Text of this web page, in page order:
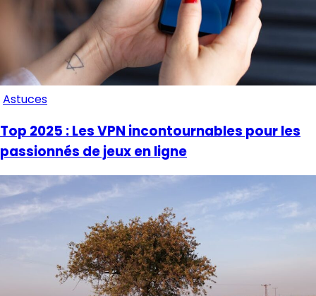
Astuces
Top 2025 : Les VPN incontournables pour les
passionnés de jeux en ligne